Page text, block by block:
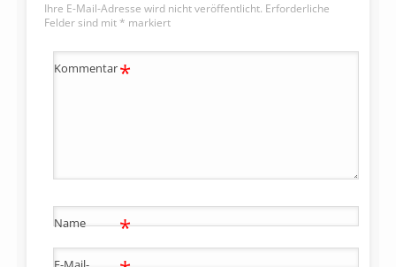
Ihre E-Mail-Adresse wird nicht veröffentlicht. Erforderliche
Felder sind mit * markiert
Kommentar*
Name *